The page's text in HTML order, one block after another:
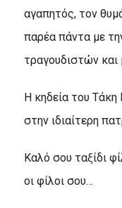
αγαπητός, τον
παρέα πάντα με
τραγουδιστών και
Η κηδεία του
στην ιδιαίτερη
Καλό σου ταξίδι
οι φίλοι σου…